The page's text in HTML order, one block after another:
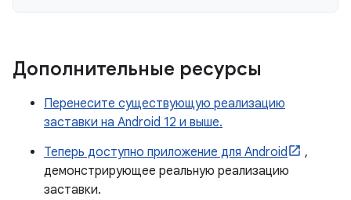
Дополнительные ресурсы
Перенесите существующую реализацию
заставки на Android 12 и выше.
Теперь доступно приложение для Android
,
демонстрирующее реальную реализацию
заставки.